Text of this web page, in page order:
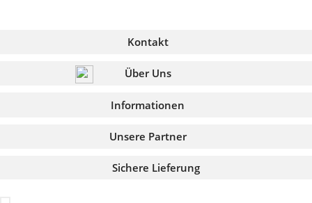
Kontakt
Über Uns
Informationen
Sichere Lieferung
Unsere Partner